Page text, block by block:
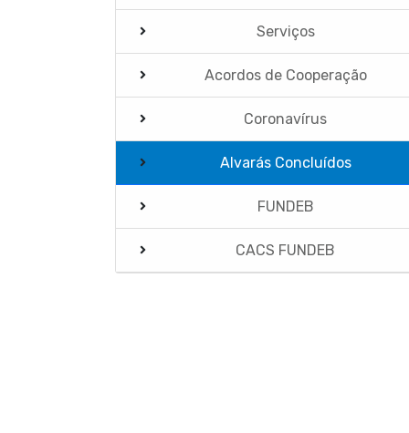
Serviços
Acordos de Cooperação
Coronavírus
Alvarás Concluídos
FUNDEB
CACS FUNDEB